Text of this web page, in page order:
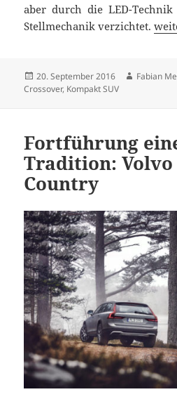
aber durch die LED-
Stellmechanik verzichtet.
Veröffentlicht
am
20. September 2016 Autor
Fabian
Crossover, Kompakt SUV
Fortführung
Tradition: Volvo
Country